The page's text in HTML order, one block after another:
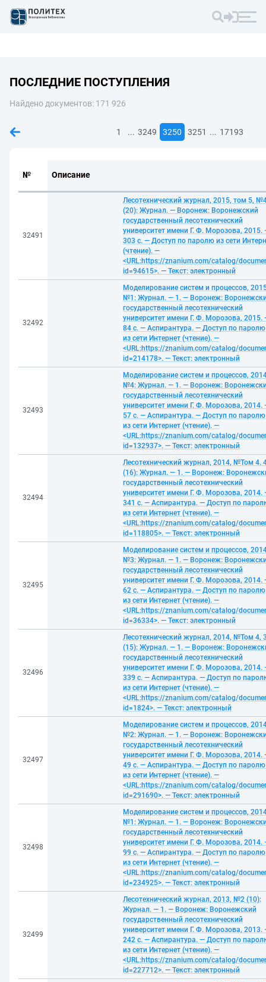
ПОСЛЕДНИЕ ПОСТУПЛЕНИЯ
Найдено документов: 171 926
1 ... 3249 3250 3251 ... 17193
№ Описание
32491
Лесотехнический журнал, 2015, том 5,
(20): Журнал. — Воронеж: Воронежский
государственный лесотехнический
университет имени Г. Ф. Морозова, 2015.
303 с. — Доступ по паролю из сети
(чтение). —
<URL:https://znanium.com/catalog/
id=94615>. — Текст: электронный
32492
Моделирование систем и процессов,
№1: Журнал. — 1. — Воронеж:
государственный лесотехнический
университет имени Г. Ф. Морозова, 2015.
84 с. — Аспирантура. — Доступ по паролю
из сети Интернет (чтение). —
<URL:https://znanium.com/catalog/
id=214178>. — Текст: электронный
32493
Моделирование систем и процессов,
№4: Журнал. — 1. — Воронеж:
государственный лесотехнический
университет имени Г. Ф. Морозова, 2014.
57 с. — Аспирантура. — Доступ по паролю
из сети Интернет (чтение). —
<URL:https://znanium.com/catalog/
id=132937>. — Текст: электронный
32494
Лесотехнический журнал, 2014, №Том 4.
(16): Журнал. — 1. — Воронеж:
государственный лесотехнический
университет имени Г. Ф. Морозова, 2014.
341 с. — Аспирантура. — Доступ по
из сети Интернет (чтение). —
<URL:https://znanium.com/catalog/
id=118805>. — Текст: электронный
32495
Моделирование систем и процессов,
№3: Журнал. — 1. — Воронеж:
государственный лесотехнический
университет имени Г. Ф. Морозова, 2014.
62 с. — Аспирантура. — Доступ по паролю
из сети Интернет (чтение). —
<URL:https://znanium.com/catalog/
id=36334>. — Текст: электронный
32496
Лесотехнический журнал, 2014, №Том 4,
(15): Журнал. — 1. — Воронеж:
государственный лесотехнический
университет имени Г. Ф. Морозова, 2014.
339 с. — Аспирантура. — Доступ по
из сети Интернет (чтение). —
<URL:https://znanium.com/catalog/
id=1824>. — Текст: электронный
32497
Моделирование систем и процессов,
№2: Журнал. — 1. — Воронеж:
государственный лесотехнический
университет имени Г. Ф. Морозова, 2014.
49 с. — Аспирантура. — Доступ по паролю
из сети Интернет (чтение). —
<URL:https://znanium.com/catalog/
id=291690>. — Текст: электронный
32498
Моделирование систем и процессов,
№1: Журнал. — 1. — Воронеж:
государственный лесотехнический
университет имени Г. Ф. Морозова, 2014.
99 с. — Аспирантура. — Доступ по паролю
из сети Интернет (чтение). —
<URL:https://znanium.com/catalog/
id=234925>. — Текст: электронный
32499
Лесотехнический журнал, 2013, №2 (10):
Журнал. — 1. — Воронеж: Воронежский
государственный лесотехнический
университет имени Г. Ф. Морозова, 2013.
242 с. — Аспирантура. — Доступ по
из сети Интернет (чтение). —
<URL:https://znanium.com/catalog/
id=227712>. — Текст: электронный